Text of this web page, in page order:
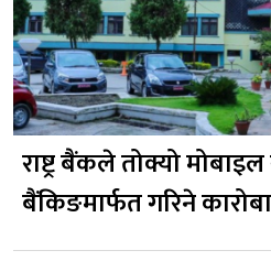
राष्ट्र बैंकले तोक्यो
बैंकिङमार्फत गरिने